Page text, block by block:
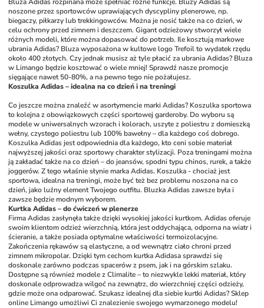
noszone przez sportowców uprawiających dyscypliny plenerowe, np.
biegaczy, piłkarzy lub trekkingowców. Można je nosić także na co dzień, w
celu ochrony przed zimnem i deszczem. Gigant odzieżowy stworzył wiele
różnych modeli, które można dopasować do potrzeb. Ile kosztują markowe
ubrania Adidas? Bluza wyposażona w kultowe logo Trefoil to wydatek rzędu
około 400 złotych. Czy jednak musisz aż tyle płacić za ubrania Adidas? Bluza
w Limango będzie kosztować o wiele mniej! Sprawdź nasze promocje
sięgające nawet 50-80%, a na pewno tego nie pożałujesz.
Koszulka Adidas – idealna na co dzień i na treningi
Co jeszcze można znaleźć w asortymencie marki Adidas? Koszulka sportowa
to kolejna z obowiązkowych części sportowej garderoby. Do wyboru są
modele w uniwersalnych wzorach i kolorach, uszyte z poliestru z domieszką
wełny, czystego poliestru lub 100% bawełny – dla każdego coś dobrego.
Koszulka Adidas jest odpowiednia dla każdego, kto ceni sobie materiał
najwyższej jakości oraz sportowy charakter stylizacji. Poza treningami można
ją zakładać także na co dzień – do jeansów, spodni typu chinos, rurek, a także
joggerów. Z tego właśnie słynie marka Adidas. Koszulka - chociaż jest
sportowa, idealna na treningi, może być też bez problemu noszona na co
dzień, jako luźny element Twojego outfitu. Bluzka Adidas zawsze była i
zawsze będzie modnym wyborem.
Kurtka Adidas – do ćwiczeń w plenerze
Firma Adidas zasłynęła także dzięki wysokiej jakości kurtkom. Adidas oferuje
swoim klientom odzież wierzchnią, która jest oddychająca, odporna na wiatr i
ścieranie, a także posiada optymalne właściwości termoizolacyjne.
Zakończenia rękawów są elastyczne, a od wewnątrz ciało chroni przed
zimnem mikropolar. Dzięki tym cechom kurtka Adidasa sprawdzi się
doskonale zarówno podczas spacerów z psem, jak i na górskim szlaku.
Dostępne są również modele z Climalite – to niezwykle lekki materiał, który
doskonale odprowadza wilgoć na zewnątrz, do wierzchniej części odzieży,
gdzie może ona odparować. Szukasz idealnej dla siebie kurtki Adidas? Sklep
online Limango umożliwi Ci znalezienie swojego wymarzonego modelu!